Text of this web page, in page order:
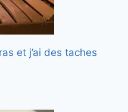
et j’ai des taches